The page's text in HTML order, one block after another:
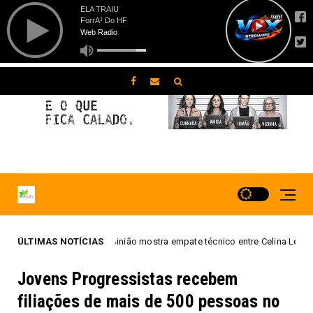
ÚLTIMAS NOTÍCIAS
mostra empate técnico entre Celina Leão e José Roberto Arruda em
Jovens Progressistas recebem
filiações de mais de 500 pessoas no